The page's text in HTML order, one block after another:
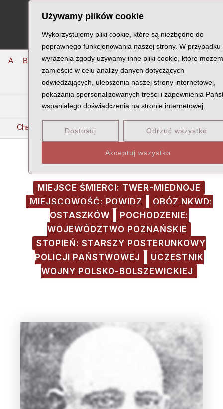
Używamy plików cookie
Wykorzystujemy pliki cookie, które są niezbędne do
poprawnego funkcjonowania naszej strony. W przypadku
wyrażenia zgody używamy inne pliki cookie, które
zamieścić w celu analizy danych dotyczących
odwiedzających, ulepszenia naszej strony internetowej,
pokazania spersonalizowanych treści i zapewnienia
wspaniałego doświadczenia na stronie internetowej.
Dostosuj Odrzuć wszystko
Akceptuj wszystko
A B C D E F G H J K L Ł M N
P Q R S T U V W X Z
Ca Ce Ch Ci Co Cw Cy Cz
Cha Chl Chm Chu Chw Chy
MIEJSCE ŚMIERCI: TWER-MIEDNOJE
MIEJSCOWOŚĆ: POWIDZ
OBÓZ NKWD:
OSTASZKÓW
POCHODZENIE:
WOJEWÓDZTWO POZNAŃSKIE
STOPIEŃ: STARSZY POSTERUNKOWY
POLICJI PAŃSTWOWEJ
UCZESTNIK
WOJNY POLSKO-BOLSZEWICKIEJ
navigation